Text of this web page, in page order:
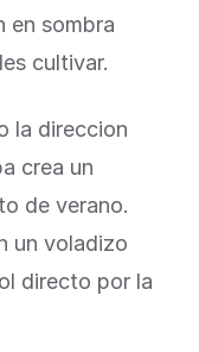
en sombra
cultivar.
la direccion
crea un
de verano.
un voladizo
directo por la